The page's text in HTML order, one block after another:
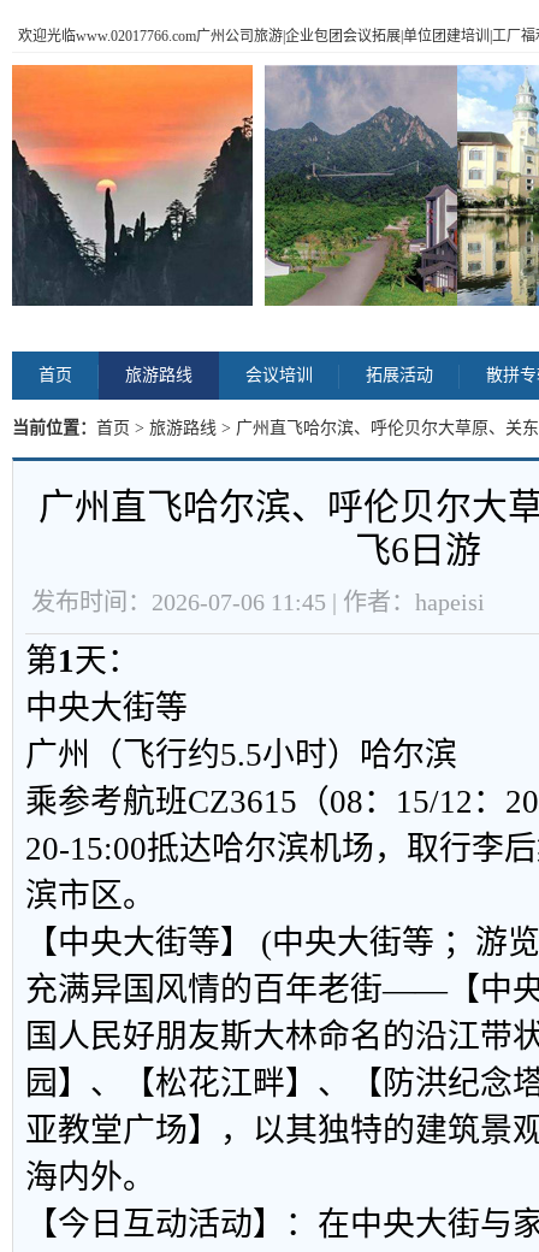
欢迎光临www.02017766.com广州公司旅游|企业包团会议拓展|单位团建培训|工厂
首页 旅游路线 会议培训 拓展活动 散拼
当前位置： 首页 > 旅游路线 > 广州直飞哈尔滨、呼伦贝尔大草原、关
广州直飞哈尔滨、呼伦贝尔大
飞6日游
发布时间：2026-07-06 11:45 | 作者：hapeisi
第1天：
中央大街等
广州（飞行约5.5小时）哈尔滨
乘参考航班CZ3615（08：15/12：
20-15:00抵达哈尔滨机场，取行李
滨市区。
【中央大街等】
(中央大街等 ；游
充满异国风情的百年老街——【中
国人民好朋友斯大林命名的沿江带
园】、【松花江畔】、【防洪纪念
亚教堂广场】，以其独特的建筑景
海内外。
【今日互动活动】：在中央大街与